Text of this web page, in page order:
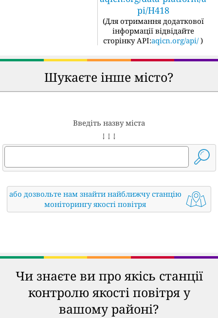
pi/H418
(Для отримання додаткової
інформації відвідайте
сторінку API:aqicn.org/api/ )
Шукаєте інше місто?
Введіть назву міста
↓ ↓ ↓
або дозвольте нам знайти найближчу станцію
моніторингу якості повітря
Чи знаєте ви про якісь станції
контролю якості повітря у
вашому районі?